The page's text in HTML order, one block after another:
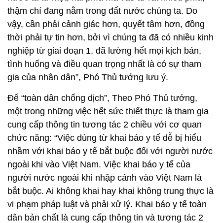
thậm chí đang nằm trong đất nước chúng ta. Do
vậy, cần phải cảnh giác hơn, quyết tâm hơn, đồng
thời phải tự tin hơn, bởi vì chúng ta đã có nhiều kinh
nghiệp từ giai đoạn 1, đã lường hết mọi kịch bản,
tình huống và điều quan trọng nhất là có sự tham
gia của nhân dân”, Phó Thủ tướng lưu ý.
Để “toàn dân chống dịch”, Theo Phó Thủ tướng,
một trong những việc hết sức thiết thực là tham gia
cung cấp thông tin tương tác 2 chiều với cơ quan
chức năng: “Việc dùng từ khai báo y tế dễ bị hiểu
nhầm với khai báo y tế bắt buộc đối với người nước
ngoài khi vào Việt Nam. Việc khai báo y tế của
người nước ngoài khi nhập cảnh vào Việt Nam là
bắt buộc. Ai không khai hay khai không trung thực là
vi phạm pháp luật và phải xử lý. Khai báo y tế toàn
dân bản chất là cung cấp thông tin và tương tác 2